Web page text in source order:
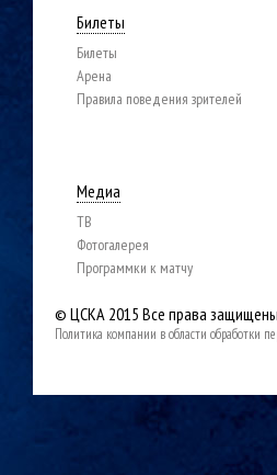
Билеты
Билеты
Арена
Правила поведения зрителей
Медиа
ТВ
Фотогалерея
Программки к матчу
© ЦСКА 2015 Все права защищены
Политика компании в области обработки